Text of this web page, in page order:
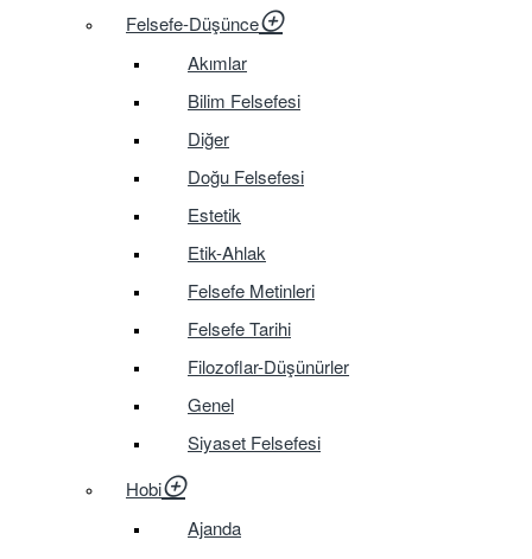
Felsefe-Düşünce
Akımlar
Bilim Felsefesi
Diğer
Doğu Felsefesi
Estetik
Etik-Ahlak
Felsefe Metinleri
Felsefe Tarihi
Filozoflar-Düşünürler
Genel
Siyaset Felsefesi
Hobi
Ajanda